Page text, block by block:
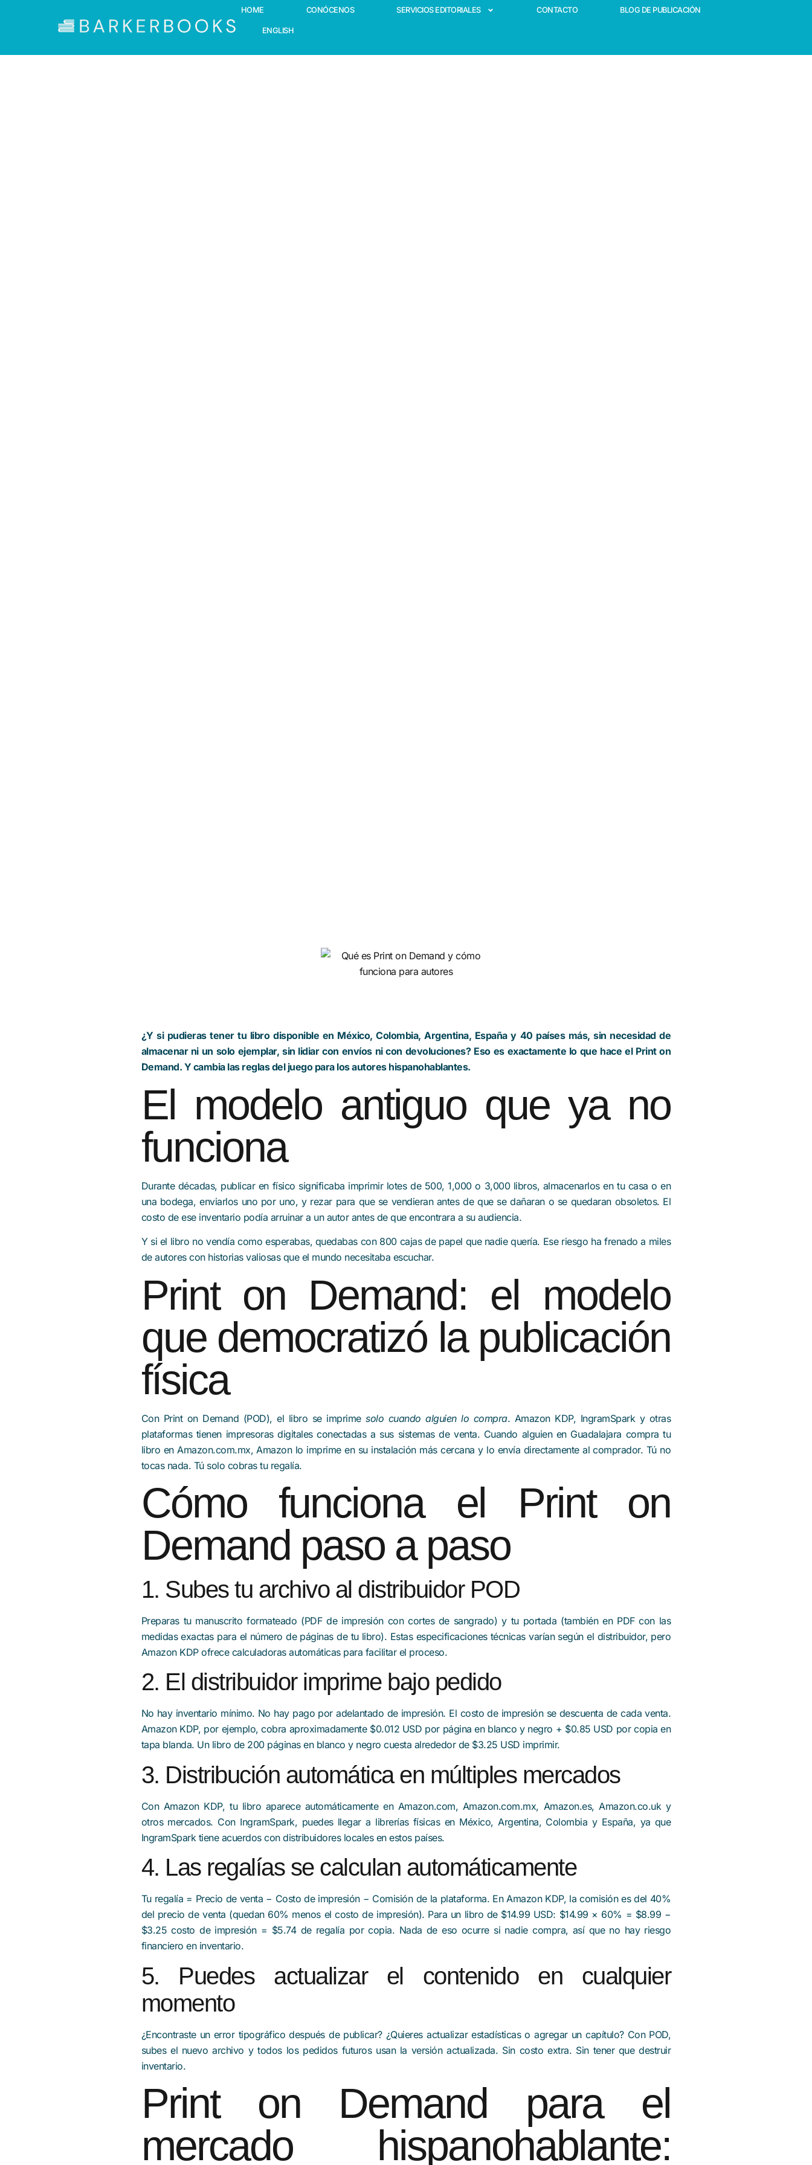
HOME CONÓCENOS SERVICIOS EDITORIALES CONTACTO BLOG DE PUBLICACIÓN
ENGLISH
¿Y si pudieras tener tu libro disponible en México, Colombia, Argentina, España y 40 países más, sin necesidad de
almacenar ni un solo ejemplar, sin lidiar con envíos ni con devoluciones? Eso es exactamente lo que hace el Print on
Demand. Y cambia las reglas del juego para los autores hispanohablantes.
El modelo antiguo que ya no
funciona
Durante décadas, publicar en físico significaba imprimir lotes de 500, 1,000 o 3,000 libros, almacenarlos en tu casa o en
una bodega, enviarlos uno por uno, y rezar para que se vendieran antes de que se dañaran o se quedaran obsoletos. El
costo de ese inventario podía arruinar a un autor antes de que encontrara a su audiencia.
Y si el libro no vendía como esperabas, quedabas con 800 cajas de papel que nadie quería. Ese riesgo ha frenado a miles
de autores con historias valiosas que el mundo necesitaba escuchar.
Print on Demand: el modelo
que democratizó la publicación
física
Con Print on Demand (POD), el libro se imprimesolo cuando alguien lo compra. Amazon KDP, IngramSpark y otras
plataformas tienen impresoras digitales conectadas a sus sistemas de venta. Cuando alguien en Guadalajara compra tu
libro en Amazon.com.mx, Amazon lo imprime en su instalación más cercana y lo envía directamente al comprador. Tú no
tocas nada. Tú solo cobras tu regalía.
Cómo funciona el Print on
Demand paso a paso
1. Subes tu archivo al distribuidor POD
Preparas tu manuscrito formateado (PDF de impresión con cortes de sangrado) y tu portada (también en PDF con las
medidas exactas para el número de páginas de tu libro). Estas especificaciones técnicas varían según el distribuidor, pero
Amazon KDP ofrece calculadoras automáticas para facilitar el proceso.
2. El distribuidor imprime bajo pedido
No hay inventario mínimo. No hay pago por adelantado de impresión. El costo de impresión se descuenta de cada venta.
Amazon KDP, por ejemplo, cobra aproximadamente $0.012 USD por página en blanco y negro + $0.85 USD por copia en
tapa blanda. Un libro de 200 páginas en blanco y negro cuesta alrededor de $3.25 USD imprimir.
3. Distribución automática en múltiples mercados
Con Amazon KDP, tu libro aparece automáticamente en Amazon.com, Amazon.com.mx, Amazon.es, Amazon.co.uk y
otros mercados. Con IngramSpark, puedes llegar a librerías físicas en México, Argentina, Colombia y España, ya que
IngramSpark tiene acuerdos con distribuidores locales en estos países.
4. Las regalías se calculan automáticamente
Tu regalía = Precio de venta − Costo de impresión − Comisión de la plataforma. En Amazon KDP, la comisión es del 40%
del precio de venta (quedan 60% menos el costo de impresión). Para un libro de $14.99 USD: $14.99 × 60% = $8.99 −
$3.25 costo de impresión = $5.74 de regalía por copia. Nada de eso ocurre si nadie compra, así que no hay riesgo
financiero en inventario.
5. Puedes actualizar el contenido en cualquier
momento
¿Encontraste un error tipográfico después de publicar? ¿Quieres actualizar estadísticas o agregar un capítulo? Con POD,
subes el nuevo archivo y todos los pedidos futuros usan la versión actualizada. Sin costo extra. Sin tener que destruir
inventario.
Print on Demand para el
mercado hispanohablante: